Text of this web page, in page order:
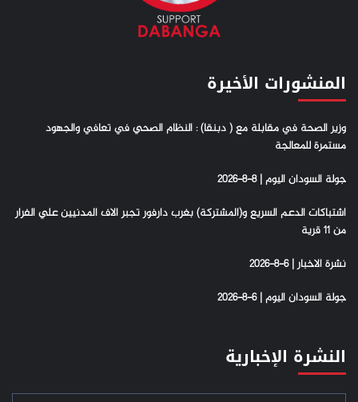
المنشورات الأخيرة
وزير الصحة في مقابلة مع ( دبنقا) : النظام الصحي في تعافي والجهود
مستمرة للمعالجة
جولة السودان اليوم | 8-8-2026
اشتباكات الدعم السريع و(المشتركة) بغرب دارفور تجبر الاف المدنيين علي الفرار
من 11 قرية
نشرة الاخبار | 6-8-2026
جولة السودان اليوم | 6-8-2026
النشرة الإخبارية